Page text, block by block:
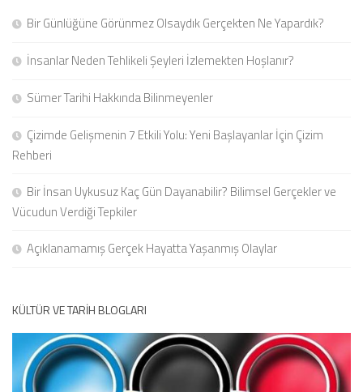
Bir Günlüğüne Görünmez Olsaydık Gerçekten Ne Yapardık?
İnsanlar Neden Tehlikeli Şeyleri İzlemekten Hoşlanır?
Sümer Tarihi Hakkında Bilinmeyenler
Çizimde Gelişmenin 7 Etkili Yolu: Yeni Başlayanlar İçin Çizim
Rehberi
Bir İnsan Uykusuz Kaç Gün Dayanabilir? Bilimsel Gerçekler ve
Vücudun Verdiği Tepkiler
Açıklanamamış Gerçek Hayatta Yaşanmış Olaylar
KÜLTÜR VE TARIH BLOGLARI